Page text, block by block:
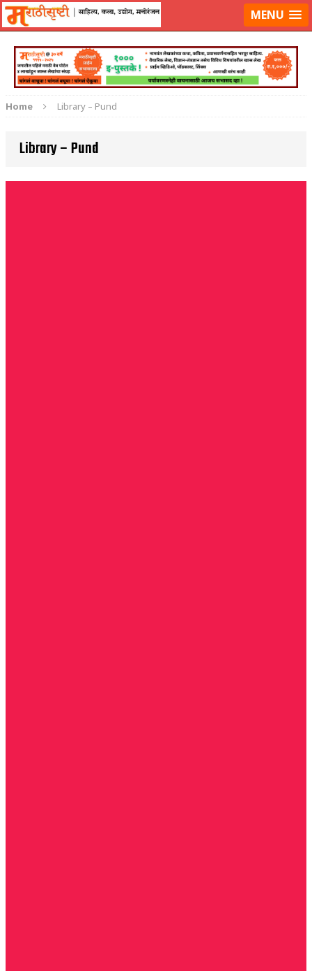
लॉग-इन करा|लेखक नोंदणी करा MENU
Home Library – Pund
Library – Pund